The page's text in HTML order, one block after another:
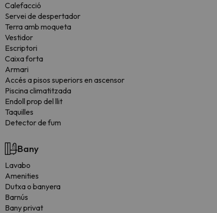
Calefacció
Servei de despertador
Terra amb moqueta
Vestidor
Escriptori
Caixa forta
Armari
Accés a pisos superiors en ascensor
Piscina climatitzada
Endoll prop del llit
Taquilles
Detector de fum
Bany
Lavabo
Amenities
Dutxa o banyera
Barnús
Bany privat